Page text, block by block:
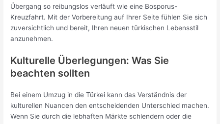
Übergang so reibungslos verläuft wie eine Bosporus-
Kreuzfahrt. Mit der Vorbereitung auf Ihrer Seite fühlen Sie sich
zuversichtlich und bereit, Ihren neuen türkischen Lebensstil
anzunehmen.
Kulturelle Überlegungen: Was Sie
beachten sollten
Bei einem Umzug in die Türkei kann das Verständnis der
kulturellen Nuancen den entscheidenden Unterschied machen.
Wenn Sie durch die lebhaften Märkte schlendern oder die